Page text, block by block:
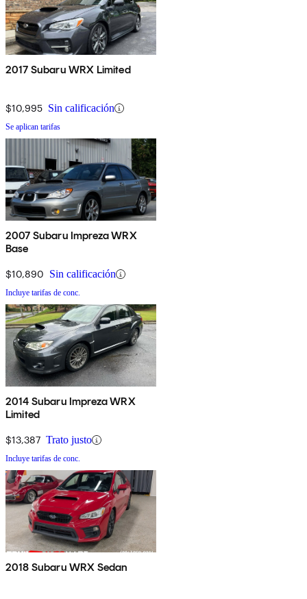
2017 Subaru WRX Limited
$10,995 Sin calificación
Se aplican tarifas
2007 Subaru Impreza WRX
Base
$10,890 Sin calificación
Incluye tarifas de conc.
2014 Subaru Impreza WRX
Limited
$13,387 Trato justo
Incluye tarifas de conc.
2018 Subaru WRX Sedan